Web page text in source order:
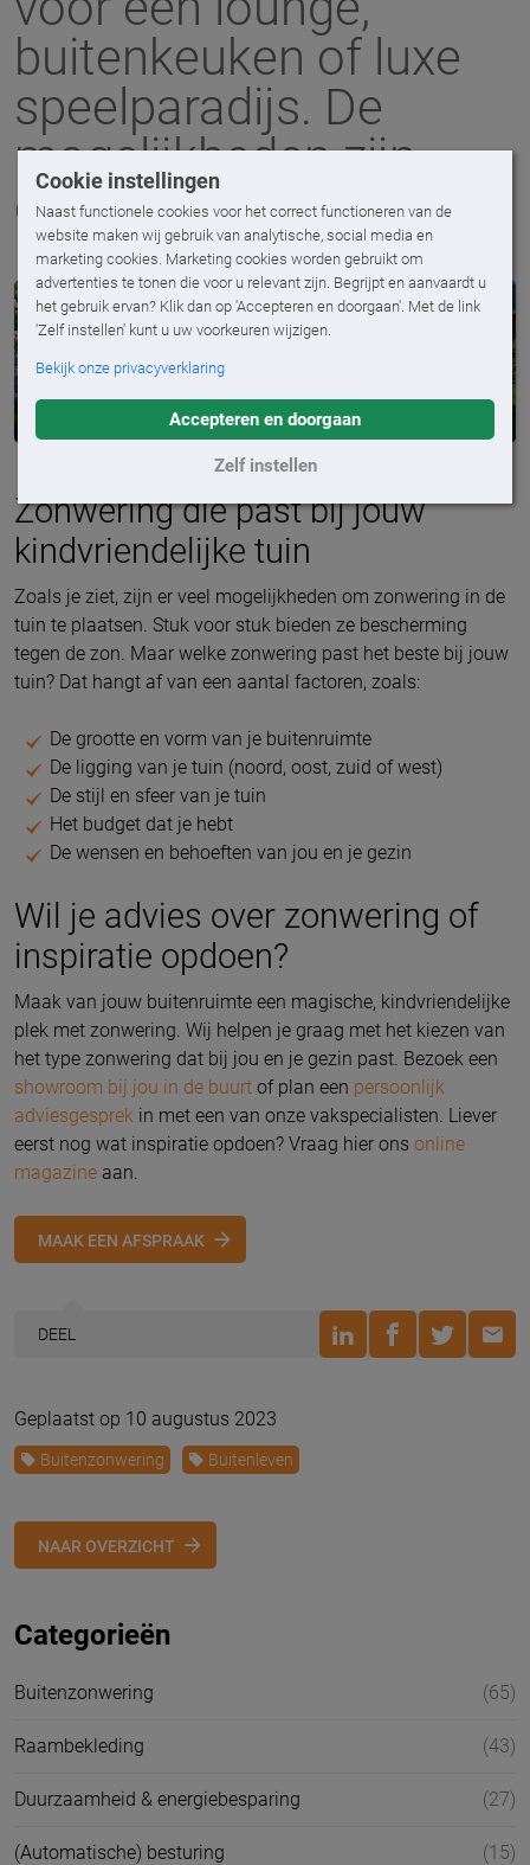
Cookie instellingen
Naast functionele cookies voor het correct functioneren van de
website maken wij gebruik van analytische, social media en
marketing cookies. Marketing cookies worden gebruikt om
advertenties te tonen die voor u relevant zijn. Begrijpt en aanvaardt u
het gebruik ervan? Klik dan op 'Accepteren en doorgaan'. Met de link
'Zelf instellen' kunt u uw voorkeuren wijzigen.
Bekijk onze privacyverklaring
Accepteren en doorgaan
Zelf instellen
buitenkeuken of luxe
speelparadijs. De
mogelijkheden zijn
eindeloos!
Zonwering die past bij jouw
kindvriendelijke tuin
Zoals je ziet, zijn er veel mogelijkheden om zonwering in de
tuin te plaatsen. Stuk voor stuk bieden ze bescherming
tegen de zon. Maar welke zonwering past het beste bij jouw
tuin? Dat hangt af van een aantal factoren, zoals:
De grootte en vorm van je buitenruimte
De ligging van je tuin (noord, oost, zuid of west)
De stijl en sfeer van je tuin
Het budget dat je hebt
De wensen en behoeften van jou en je gezin
Wil je advies over zonwering of
inspiratie opdoen?
Maak van jouw buitenruimte een magische, kindvriendelijke
plek met zonwering. Wij helpen je graag met het kiezen van
het type zonwering dat bij jou en je gezin past. Bezoek een
showroom bij jou in de buurt of plan een persoonlijk
adviesgesprek in met een van onze vakspecialisten. Liever
eerst nog wat inspiratie opdoen? Vraag hier ons online
magazine aan.
MAAK EEN AFSPRAAK
DEEL
Geplaatst op 10 augustus 2023
Buitenzonwering Buitenleven
NAAR OVERZICHT
Categorieën
Buitenzonwering (65)
Raambekleding (43)
Duurzaamheid & energiebesparing (27)
(Automatische) besturing (15)